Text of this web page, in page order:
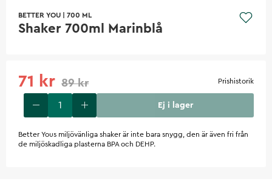
BETTER YOU 700 ML
Shaker 700ml Marinblå
71 kr 89 kr Prishistorik
Ej i lager
Better Yous miljövänliga shaker är inte bara snygg, den är även fri från
de miljöskadliga plasterna BPA och DEHP.